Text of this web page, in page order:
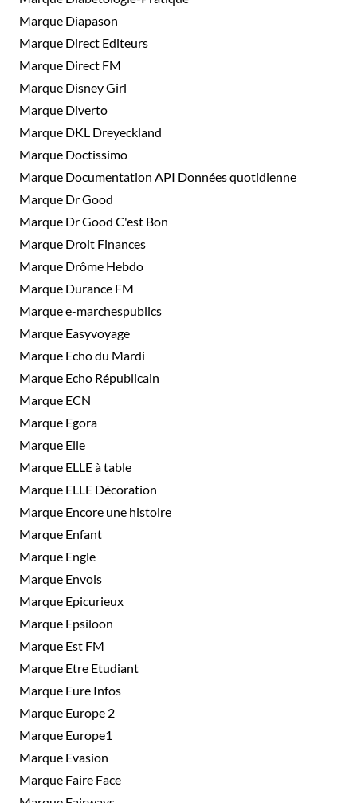
Marque Diapason
Marque Direct Editeurs
Marque Direct FM
Marque Disney Girl
Marque Diverto
Marque DKL Dreyeckland
Marque Doctissimo
Marque Documentation API Données quotidienne
Marque Dr Good
Marque Dr Good C'est Bon
Marque Droit Finances
Marque Drôme Hebdo
Marque Durance FM
Marque e-marchespublics
Marque Easyvoyage
Marque Echo du Mardi
Marque Echo Républicain
Marque ECN
Marque Egora
Marque Elle
Marque ELLE à table
Marque ELLE Décoration
Marque Encore une histoire
Marque Enfant
Marque Engle
Marque Envols
Marque Epicurieux
Marque Epsiloon
Marque Est FM
Marque Etre Etudiant
Marque Eure Infos
Marque Europe 2
Marque Europe1
Marque Evasion
Marque Faire Face